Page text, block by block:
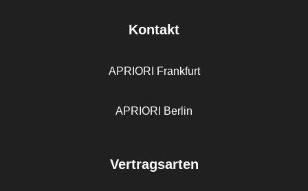
Kontakt
APRIORI Frankfurt
APRIORI Berlin
Vertragsarten